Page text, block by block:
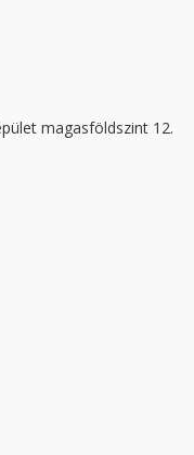
magasföldszint 12.